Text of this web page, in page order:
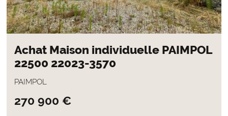
Achat Maison individuelle PAIMPOL
22500 22023-3570
PAIMPOL
270 900 €